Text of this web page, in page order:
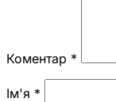
Коментар *
Ім'я *